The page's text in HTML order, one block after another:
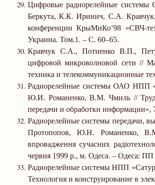
Цифровые радиорелейные
Беркута, К.К. Иринич, С.А.
конференции КрыМиКо’98 «СВЧ-
Украина. Том.1. – С. 60–65.
Кравчук С.А., Потиенко В.П.,
цифровой микроволновой сети //
техника и телекоммуникационные
Радиорелейные системы ОАО НПП
Ю.И. Романенко, В.М. Чмиль //
передачи и обработки информации»,
Радиорелейные системы передачи,
Протопопов, Ю.Н. Романенко,
впровадження сучасних
червня 1999 р., м. Одеса. – Одеса: ПП
Радиорелейные системы НПП
Технология и конструирование в